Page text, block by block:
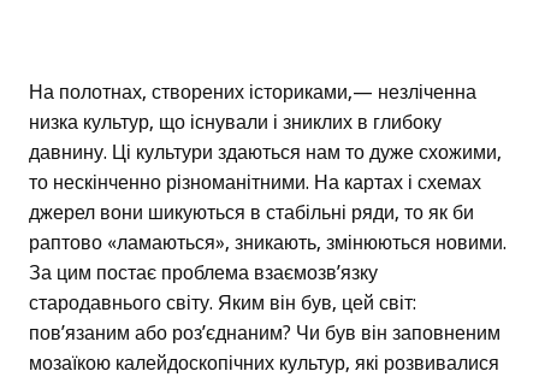
На полотнах, створених істориками,— незліченна
низка культур, що існували і зниклих в глибоку
давнину. Ці культури здаються нам то дуже схожими,
то нескінченно різноманітними. На картах і схемах
джерел вони шикуються в стабільні ряди, то як би
раптово «ламаються», зникають, змінюються новими.
За цим постає проблема взаємозв’язку
стародавнього світу. Яким він був, цей світ:
пов’язаним або роз’єднаним? Чи був він заповненим
мозаїкою калейдоскопічних культур, які розвивалися